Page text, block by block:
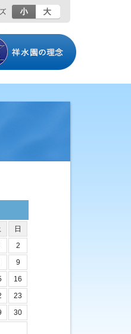
小
日
2
9
16
23
30